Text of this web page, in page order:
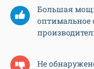
Большая
оптимальное
Не